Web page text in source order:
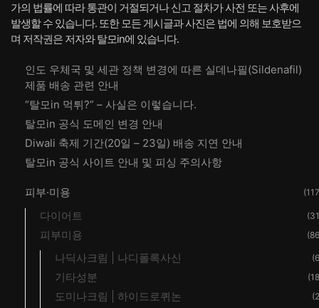
가의 법률에 따라 통관이 거절되거나 신고 절차가 사전 또는 사후에
발생할 수 있습니다. 또한 모든 게시글과 사진은 법에 의해 보호받으
며 저작권은 저자와 탈모in에 있습니다.
인도 우체국 및 세관 정책 변경에 따른 실데나필(Sildenafil)
제품 배송 관련 안내
“탈모in 먹튀?” – 사실은 이렇습니다.
탈모in 공식 도메인 변경 안내
Diwali 축제 기간(20일 – 23일) 배송 지연 안내
탈모in 공식 사이트 안내 및 피싱 주의사항
피부·미용
다이어트
피부미용
나딕사크림 | 나디폴록사신
기타성분
도미나크림 | 하이드로퀴논